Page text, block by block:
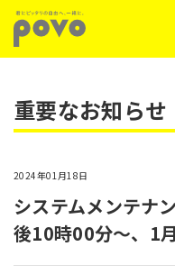
重要なお知らせ
2024年01月18日
システムメンテナ
後10時00分～、1